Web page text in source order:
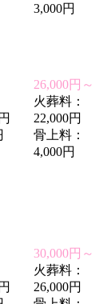
3,000円
円
26,000円～
火葬料：
22,000円
骨上料：
4,000円
円
30,000円～
火葬料：
26,000円